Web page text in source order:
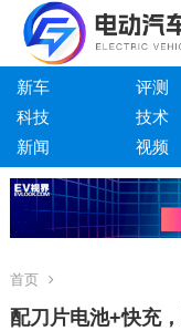
新车 评测
科技
技术
新闻
视频
首页
配刀片电池+快充